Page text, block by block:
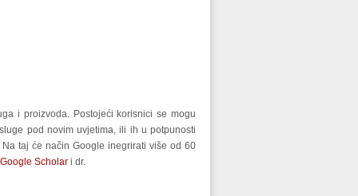
i proizvoda. Postojeći korisnici se mogu
pod novim uvjetima, ili ih u potpunosti
taj će način Google inegrirati više od 60
Google Scholar i dr.